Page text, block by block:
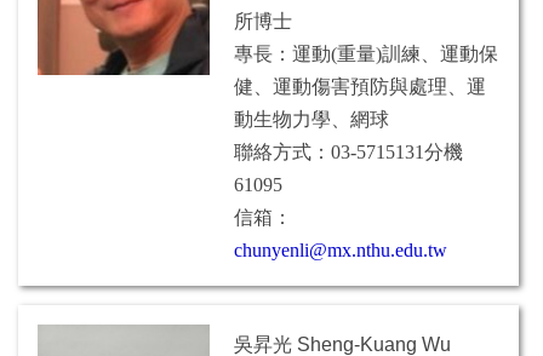
所博士
專長：運動(重量)訓練、運動保
健、運動傷害預防與處理、運
動生物力學、網球
聯絡方式：03-5715131分機
61095
信箱：
chunyenli@mx.nthu.edu.tw
吳昇光 Sheng-Kuang Wu